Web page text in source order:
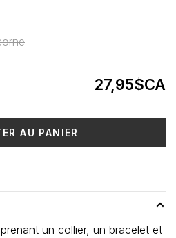
27,95$CA
AU PANIER
un collier, un bracelet et